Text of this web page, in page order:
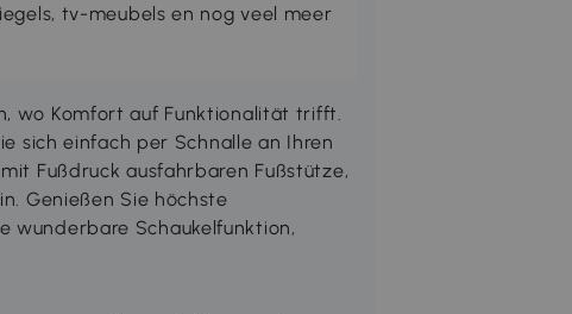
tv-meubels en nog veel meer
wo Komfort auf Funktionalität trifft.
sich einfach per Schnalle an Ihren
Fußdruck ausfahrbaren Fußstütze,
Genießen Sie höchste
wunderbare Schaukelfunktion,